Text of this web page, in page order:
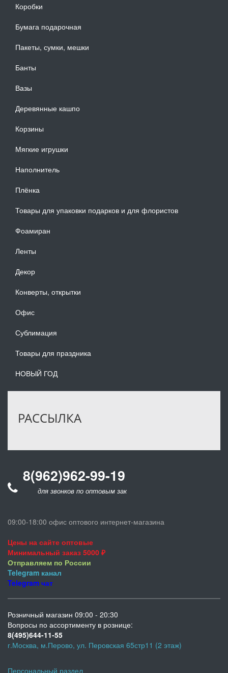
Коробки
Бумага подарочная
Пакеты, сумки, мешки
Банты
Вазы
Деревянные кашпо
Корзины
Мягкие игрушки
Наполнитель
Плёнка
Товары для упаковки подарков и для флористов
Фоамиран
Ленты
Декор
Конверты, открытки
Офис
Сублимация
Товары для праздника
НОВЫЙ ГОД
РАССЫЛКА
8(962)962-99-19
для звонков по оптовым заказам
09:00-18:00 офис оптового интернет-магазина
Цены на сайте оптовые
Минимальный заказ 5000 ₽
Отправляем по России
Telegram канал
Telegram чат
Розничный магазин 09:00 - 20:30
Вопросы по ассортименту в рознице:
8(495)644-11-55
г.Москва, м.Перово, ул. Перовская 65стр11 (2 этаж)
Персональный раздел